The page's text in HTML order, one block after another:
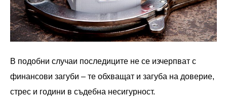
В подобни случаи последиците не се изчерпват с
финансови загуби – те обхващат и загуба на доверие,
стрес и години в съдебна несигурност.